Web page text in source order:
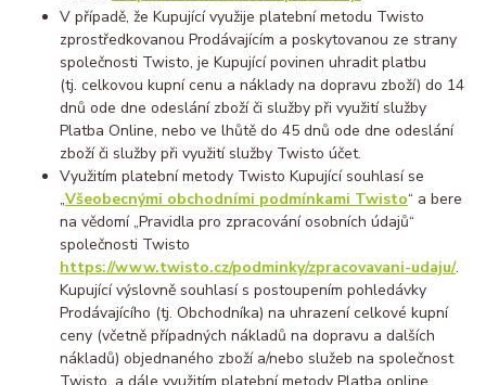
V případě, že Kupující využije platební metodu Twisto
zprostředkovanou Prodávajícím a poskytovanou ze strany
společnosti Twisto, je Kupující povinen uhradit platbu
(tj. celkovou kupní cenu a náklady na dopravu zboží) do 14
dnů ode dne odeslání zboží či služby při využití služby
Platba Online, nebo ve lhůtě do 45 dnů ode dne odeslání
zboží či služby při využití služby Twisto účet.
Využitím platební metody Twisto Kupující souhlasí se
„Všeobecnými obchodními podmínkami Twisto“ a bere
na vědomí „Pravidla pro zpracování osobních údajů“
společnosti Twisto
https://www.twisto.cz/podminky/zpracovavani-udaju/.
Kupující výslovně souhlasí s postoupením pohledávky
Prodávajícího (tj. Obchodníka) na uhrazení celkové kupní
ceny (včetně případných nákladů na dopravu a dalších
nákladů) objednaného zboží a/nebo služeb na společnost